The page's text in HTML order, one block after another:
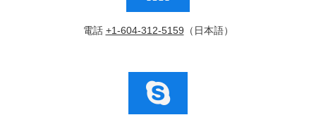
電話 +1-604-312-5159 （日本語）